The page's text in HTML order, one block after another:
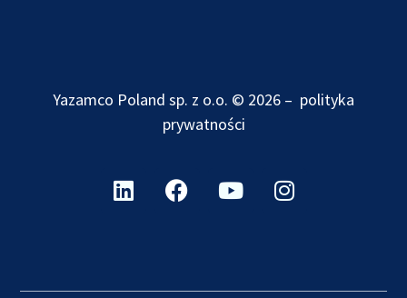
Yazamco Poland sp. z o.o. © 2026 – polityka
prywatności